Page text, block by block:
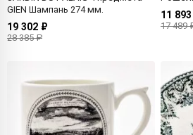
GIEN Шампань 274 мм.
19 302 ₽
28 385 ₽
11
17 489